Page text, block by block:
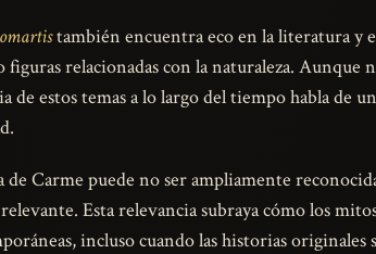
también encuentra eco en la literatura y
relacionadas con la naturaleza. Aunque
de estos temas a lo largo del tiempo habla de
Carme puede no ser ampliamente
Esta relevancia subraya cómo los
incluso cuando las historias originales